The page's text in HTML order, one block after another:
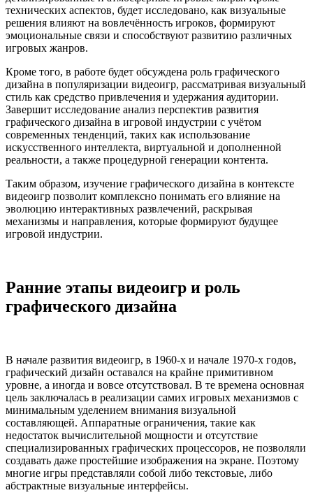
технических аспектов, будет исследовано, как визуальные
решения влияют на вовлечённость игроков, формируют
эмоциональные связи и способствуют развитию различных
игровых жанров.
Кроме того, в работе будет обсуждена роль графического
дизайна в популяризации видеоигр, рассматривая визуальный
стиль как средство привлечения и удержания аудитории.
Завершит исследование анализ перспектив развития
графического дизайна в игровой индустрии с учётом
современных тенденций, таких как использование
искусственного интеллекта, виртуальной и дополненной
реальности, а также процедурной генерации контента.
Таким образом, изучение графического дизайна в контексте
видеоигр позволит комплексно понимать его влияние на
эволюцию интерактивных развлечений, раскрывая
механизмы и направления, которые формируют будущее
игровой индустрии.
Ранние этапы видеоигр и роль
графического дизайна
В начале развития видеоигр, в 1960-х и начале 1970-х годов,
графический дизайн оставался на крайне примитивном
уровне, а иногда и вовсе отсутствовал. В те времена основная
цель заключалась в реализации самих игровых механизмов с
минимальным уделением внимания визуальной
составляющей. Аппаратные ограничения, такие как
недостаток вычислительной мощности и отсутствие
специализированных графических процессоров, не позволяли
создавать даже простейшие изображения на экране. Поэтому
многие игры представляли собой либо текстовые, либо
абстрактные визуальные интерфейсы.